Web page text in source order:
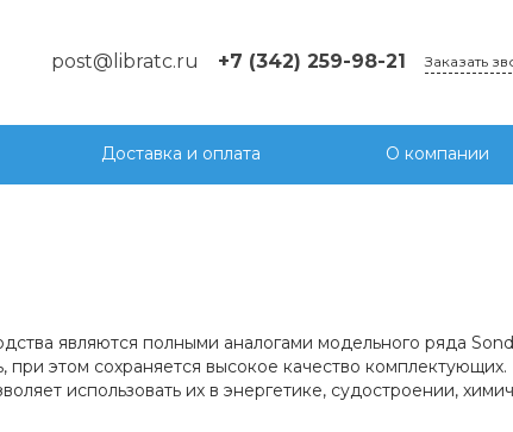
post@libratc.ru +7 (342) 259-98-21 Заказать
Доставка и оплата О компании
являются полными аналогами модельного ряда
этом сохраняется высокое качество
использовать их в энергетике, судостроении,